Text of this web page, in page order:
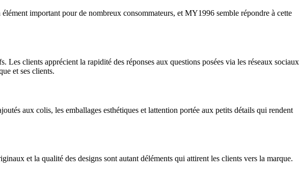
important pour de nombreux consommateurs, et MY1996 semble répondre à cette
clients apprécient la rapidité des réponses aux questions posées via les réseaux sociaux
et ses clients.
aux colis, les emballages esthétiques et lattention portée aux petits détails qui rendent
et la qualité des designs sont autant déléments qui attirent les clients vers la marque.